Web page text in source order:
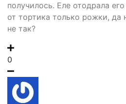
получилось. Еле отодрала
от тортика только рожки, да
не так?
0